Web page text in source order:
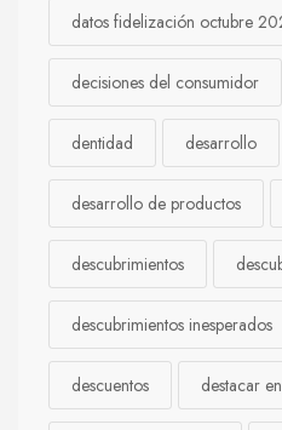
datos fidelización octubre
decisiones del consumidor
dentidad desarrollo
desarrollo de productos
descubrimientos
descubrimientos inesperados
descuentos destacar